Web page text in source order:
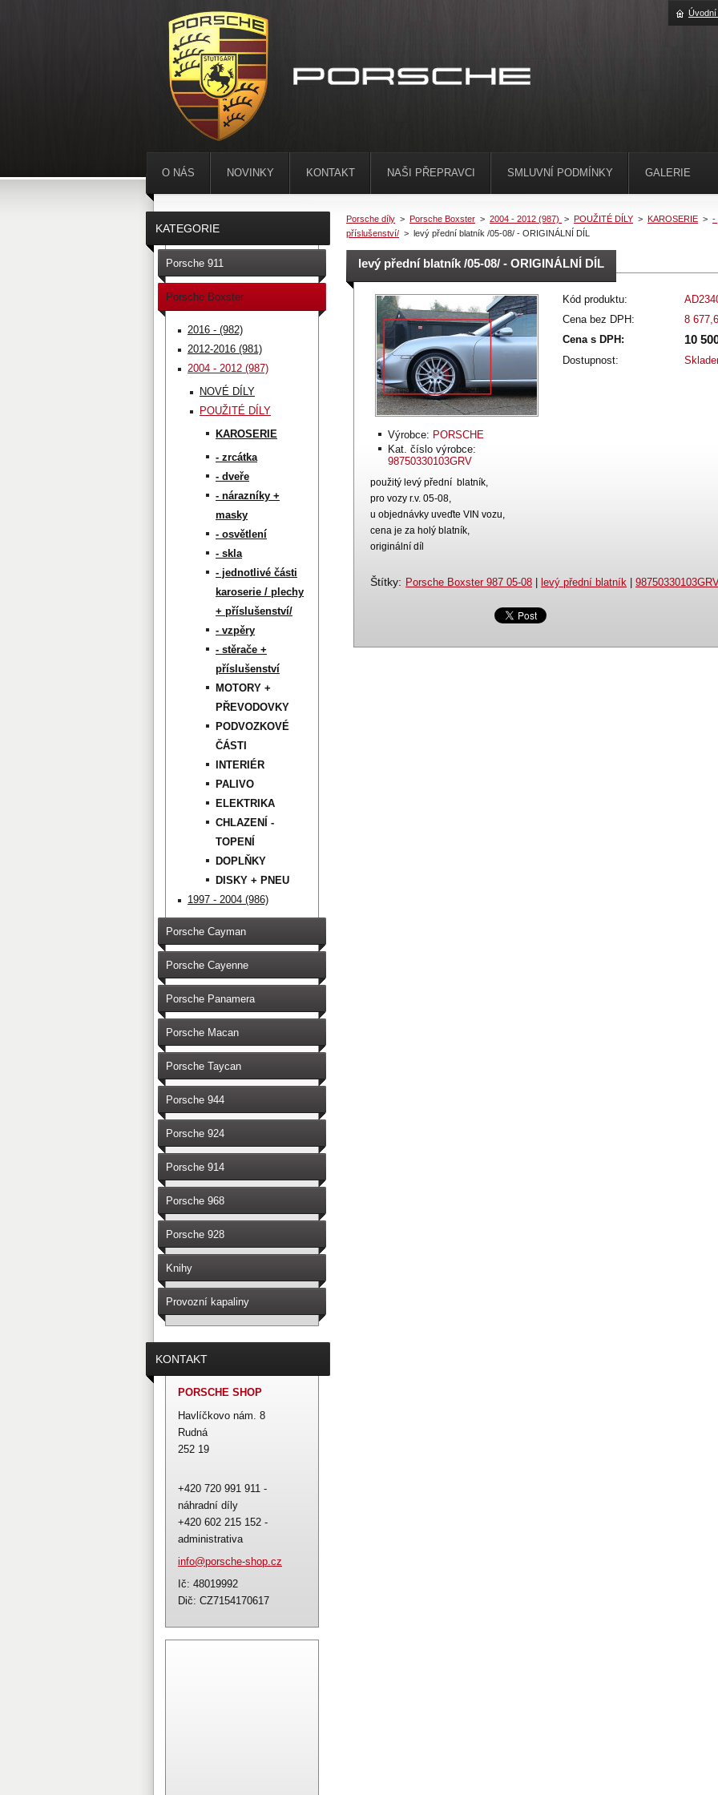
Porsche díly > Porsche Boxster > 2004 - 2012 (987) > POUŽITÉ DÍLY > KAROSERIE > -
příslušenství/ > levý přední blatník /05-08/ - ORIGINÁLNÍ DÍL
levý přední blatník /05-08/ - ORIGINÁLNÍ DÍL
Kód produktu:
Cena bez DPH:
8
Cena s DPH:
10
Dostupnost:
Výrobce: PORSCHE
Kat. číslo výrobce:
98750330103GRV
použitý levý přední blatník,
pro vozy r.v. 05-08,
u objednávky uveďte VIN vozu,
cena je za holý blatník,
originální díl
Štítky: Porsche Boxster 987 05-08 levý přední blatník
KATEGORIE
Porsche 911
Porsche Boxster
2016 - (982)
2012-2016 (981)
2004 - 2012 (987)
NOVÉ DÍLY
POUŽITÉ DÍLY
KAROSERIE
- zrcátka
- dveře
- nárazníky +
masky
- osvětlení
- skla
- jednotlivé části
karoserie / plechy
+ příslušenství/
- vzpěry
- stěrače +
příslušenství
MOTORY +
PŘEVODOVKY
PODVOZKOVÉ
ČÁSTI
INTERIÉR
PALIVO
ELEKTRIKA
CHLAZENÍ -
TOPENÍ
DOPLŇKY
DISKY + PNEU
1997 - 2004 (986)
Porsche Cayman
Porsche Cayenne
Porsche Panamera
Porsche Macan
Porsche Taycan
Porsche 944
Porsche 924
Porsche 914
Porsche 968
Porsche 928
Knihy
Provozní kapaliny
KONTAKT
PORSCHE SHOP
Havlíčkovo nám. 8
Rudná
252 19
+420 720 991 911 -
náhradní díly
+420 602 215 152 -
administrativa
info@porsche-shop.cz
Ič: 48019992
Dič: CZ7154170617
O NÁS NOVINKY KONTAKT NAŠI PŘEPRAVCI SMLUVNÍ PODMÍNKY GALERIE